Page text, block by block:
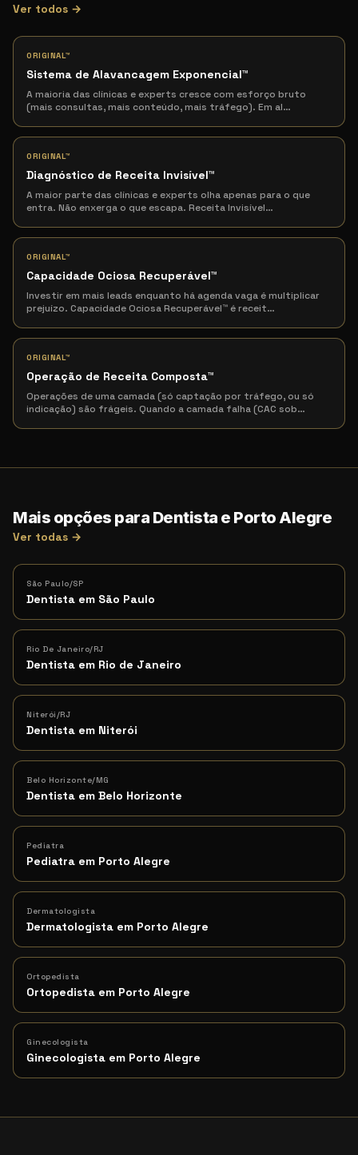
Ver todos →
ORIGINAL™
Sistema de Alavancagem Exponencial™
A maioria das clínicas e experts cresce com esforço bruto
(mais consultas, mais conteúdo, mais tráfego). Em al…
ORIGINAL™
Diagnóstico de Receita Invisível™
A maior parte das clínicas e experts olha apenas para o que
entra. Não enxerga o que escapa. Receita Invisível…
ORIGINAL™
Capacidade Ociosa Recuperável™
Investir em mais leads enquanto há agenda vaga é multiplicar
prejuízo. Capacidade Ociosa Recuperável™ é receit…
ORIGINAL™
Operação de Receita Composta™
Operações de uma camada (só captação por tráfego, ou só
indicação) são frágeis. Quando a camada falha (CAC sob…
Mais opções para Dentista e Porto Alegre
Ver todas →
São Paulo/SP
Dentista em São Paulo
Rio De Janeiro/RJ
Dentista em Rio de Janeiro
Niterói/RJ
Dentista em Niterói
Belo Horizonte/MG
Dentista em Belo Horizonte
Pediatra
Pediatra em Porto Alegre
Dermatologista
Dermatologista em Porto Alegre
Ortopedista
Ortopedista em Porto Alegre
Ginecologista
Ginecologista em Porto Alegre